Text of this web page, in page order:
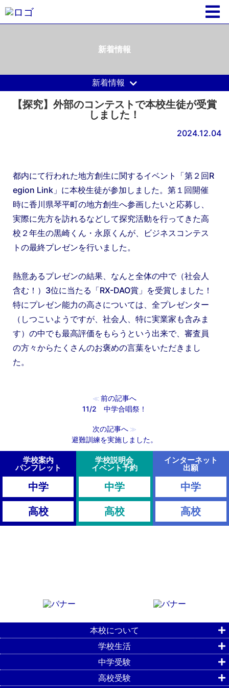
新着情報
新着情報
【探究】外部のコンテストで本校生徒が受賞
しました！
2024.12.04
都内にて行われた地方創生に関するイベント「第２回R
egion Link」に本校生徒が参加しました。第１回開催
時に香川県琴平町の地方創生へ参画したいと応募し、
実際に先方を訪れるなどして探究活動を行ってきた高
校２年生の黒崎くん・永原くんが、ビジネスコンテス
トの最終プレゼンを行いました。
熱意あるプレゼンの結果、なんと全体の中で（社会人
含む！）3位に当たる「RX-DAO賞」を受賞しました！
特にプレゼン能力の高さについては、全プレゼンター
（しつこいようですが、社会人、特に実業家も含みま
す）の中でも最高評価をもらうという出来で、審査員
の方々からたくさんのお褒めの言葉をいただきまし
た。
≪ 前の記事へ
11/2 中学合唱祭！
次の記事へ ≫
避難訓練を実施しました。
学校案内
パンフレット
中学
高校
学校説明会
イベント予約
中学
高校
インターネット
出願
中学
高校
本校について
学校生活
中学受験
高校受験